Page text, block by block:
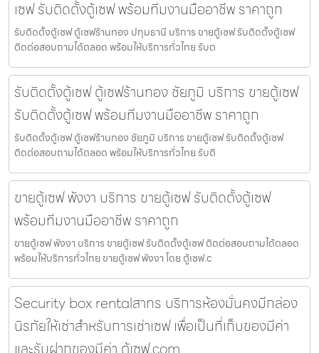
เซฟ รับติดตั้งตู้เซฟ พร้อมทีมงานมืออาชีพ ราคาถูก
รับติดตั้งตู้เซฟ ตู้เซฟร้านทอง ปทุมธานี บริการ ขายตู้เซฟ รับติดตั้งตู้เซฟ
ติดต่อสอบถามได้ตลอด พร้อมให้บริการทั่วไทย รับต
รับติดตั้งตู้เซฟ ตู้เซฟร้านทอง ชัยภูมิ บริการ ขายตู้เซฟ
รับติดตั้งตู้เซฟ พร้อมทีมงานมืออาชีพ ราคาถูก
รับติดตั้งตู้เซฟ ตู้เซฟร้านทอง ชัยภูมิ บริการ ขายตู้เซฟ รับติดตั้งตู้เซฟ
ติดต่อสอบถามได้ตลอด พร้อมให้บริการทั่วไทย รับติ
ขายตู้เซฟ พังงา บริการ ขายตู้เซฟ รับติดตั้งตู้เซฟ
พร้อมทีมงานมืออาชีพ ราคาถูก
ขายตู้เซฟ พังงา บริการ ขายตู้เซฟ รับติดตั้งตู้เซฟ ติดต่อสอบถามได้ตลอด
พร้อมให้บริการทั่วไทย ขายตู้เซฟ พังงา โดย ตู้เซฟ.c
Security box rentalสาทร บริการห้องมั่นคงมีกล่อง
นิรภัยให้เช่าสำหรับการเช่าเซฟ เพื่อเป็นที่เก็บของมีค่า